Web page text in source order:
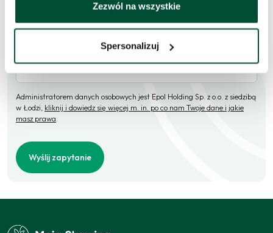
Zezwól na wszystkie
Spersonalizuj
Administratorem danych osobowych jest Epol Holding Sp. z o.o. z siedzibą
w Łodzi, kliknij i dowiedz się więcej m. in. po co nam Twoje dane i jakie
masz prawa.
Wyślij zapytanie